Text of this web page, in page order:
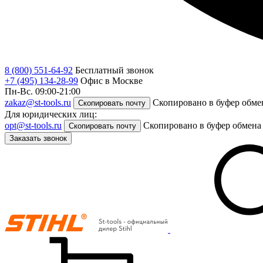
8 (800) 551-64-92 Бесплатный звонок
+7 (495) 134-28-99 Офис в Москве
Пн-Вс. 09:00-21:00
zakaz@st-tools.ru
Скопировать почту
Скопировано в буфер
Для юридических лиц:
opt@st-tools.ru
Скопировать почту Скопировано в буфер обмена
Заказать звонок